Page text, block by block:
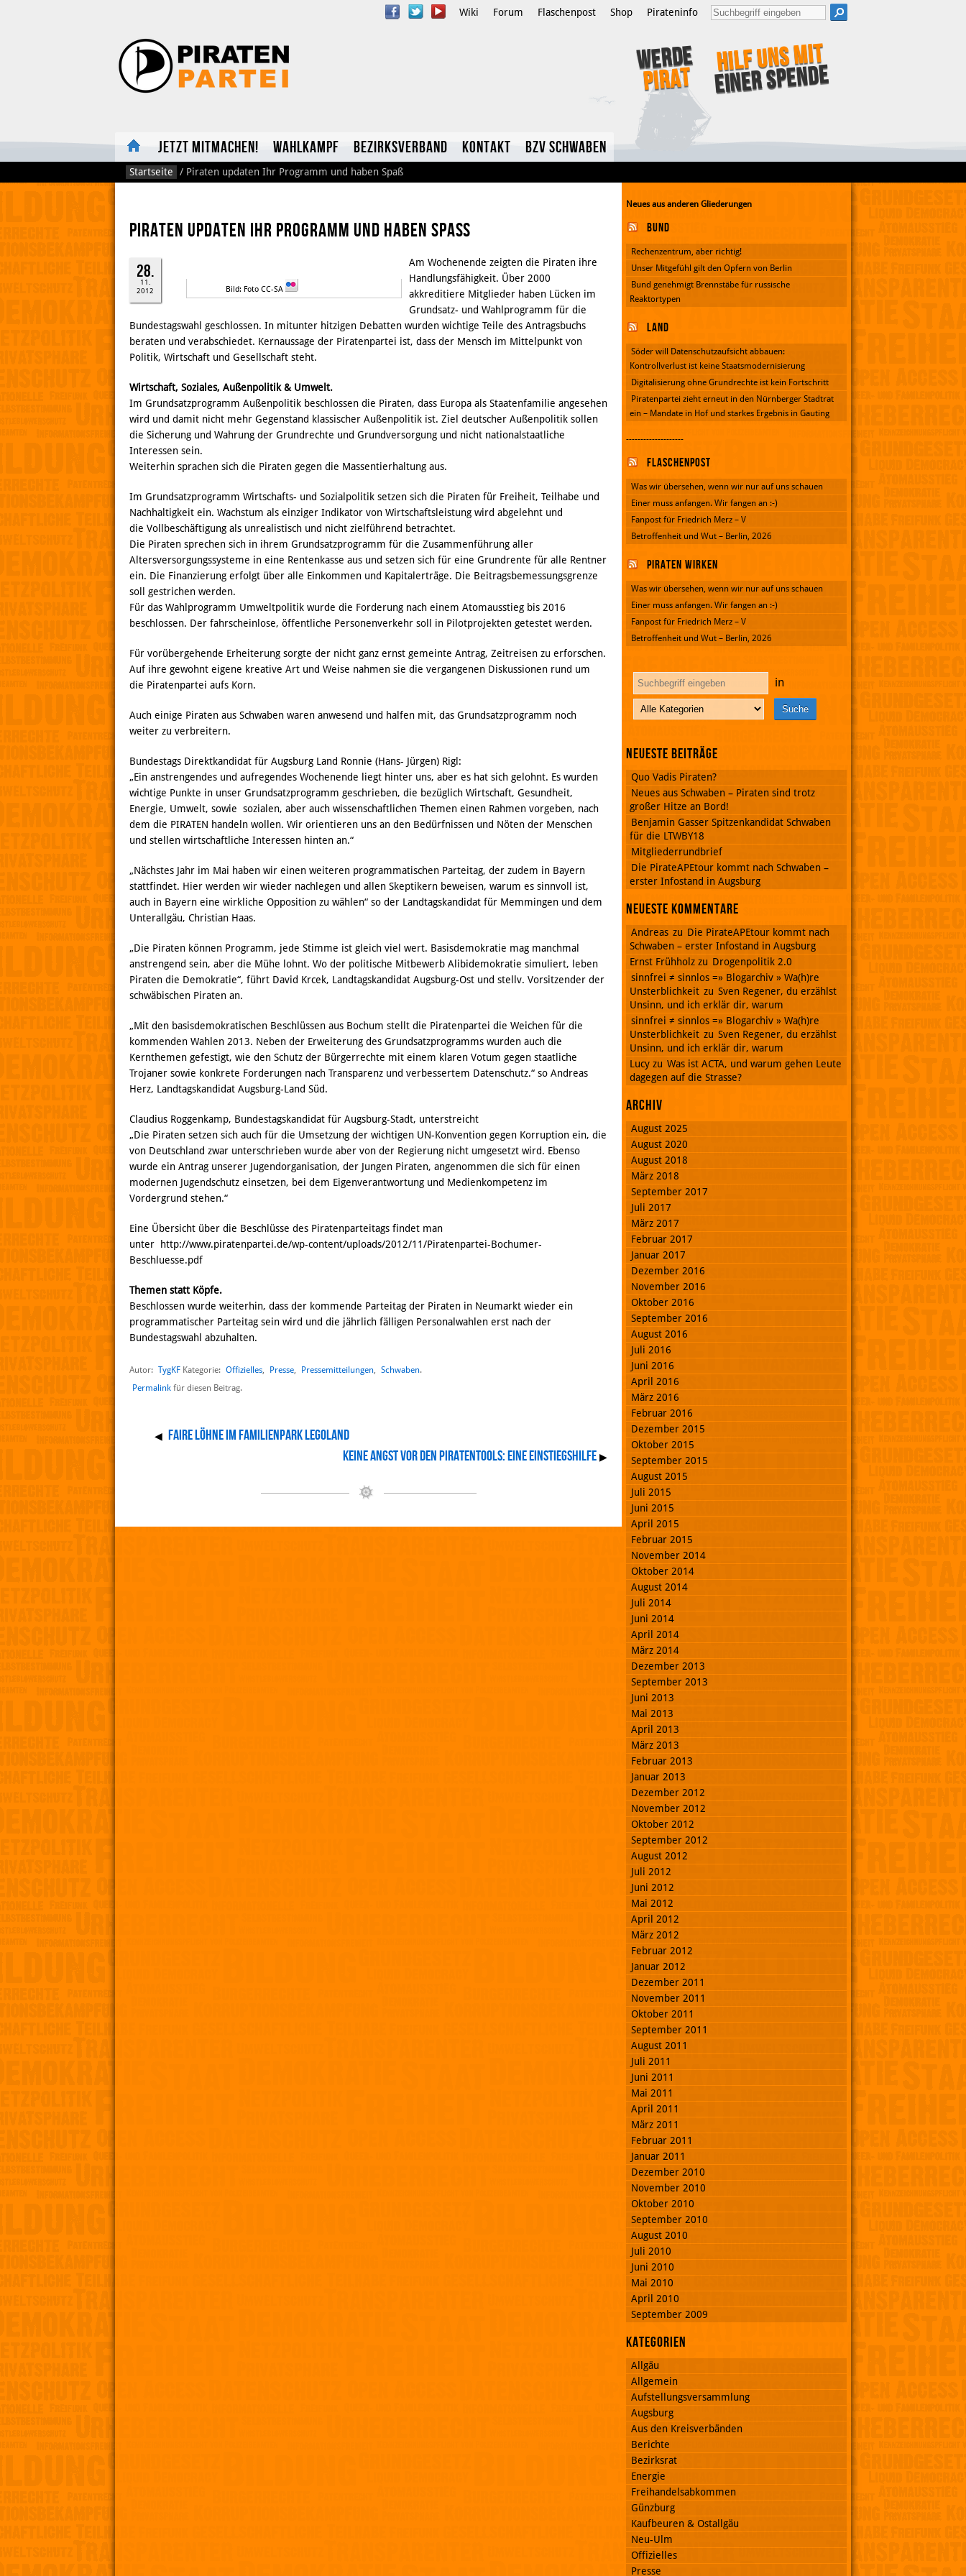
Facebook
YouTube
Wiki Forum Flaschenpost Shop Pirateninfo
Werde
Pirat
Hilf uns mit
einer Spende
Jetzt mitmachen! Wahlkampf Bezirksverband Kontakt BzV Schwaben
Startseite / Piraten updaten Ihr Programm und haben Spaß
Piraten updaten Ihr Programm und haben Spaß
28.
11.
2012
Bild: Foto CC-SA
Am Wochenende zeigten die Piraten ihre
Handlungsfähigkeit. Über 2000
akkreditiere Mitglieder haben Lücken im
Grundsatz- und Wahlprogramm für die
Bundestagswahl geschlossen. In mitunter hitzigen Debatten wurden wichtige Teile des Antragsbuchs
beraten und verabschiedet. Kernaussage der Piratenpartei ist, dass der Mensch im Mittelpunkt von
Politik, Wirtschaft und Gesellschaft steht.
Wirtschaft, Soziales, Außenpolitik & Umwelt.
Im Grundsatzprogramm Außenpolitik beschlossen die Piraten, dass Europa als Staatenfamilie angesehen
wird und damit nicht mehr Gegenstand klassischer Außenpolitik ist. Ziel deutscher Außenpolitik sollen
die Sicherung und Wahrung der Grundrechte und Grundversorgung und nicht nationalstaatliche
Interessen sein.
Weiterhin sprachen sich die Piraten gegen die Massentierhaltung aus.
Im Grundsatzprogramm Wirtschafts- und Sozialpolitik setzen sich die Piraten für Freiheit, Teilhabe und
Nachhaltigkeit ein. Wachstum als einziger Indikator von Wirtschaftsleistung wird abgelehnt und
die Vollbeschäftigung als unrealistisch und nicht zielführend betrachtet.
Die Piraten sprechen sich in ihrem Grundsatzprogramm für die Zusammenführung aller
Altersversorgungssysteme in eine Rentenkasse aus und setzen sich für eine Grundrente für alle Rentner
ein. Die Finanzierung erfolgt über alle Einkommen und Kapitalerträge. Die Beitragsbemessungsgrenze
soll gestrichen werden.
Für das Wahlprogramm Umweltpolitik wurde die Forderung nach einem Atomausstieg bis 2016
beschlossen. Der fahrscheinlose, öffentliche Personenverkehr soll in Pilotprojekten getestet werden.
Für vorübergehende Erheiterung sorgte der nicht ganz ernst gemeinte Antrag, Zeitreisen zu erforschen.
Auf ihre gewohnt eigene kreative Art und Weise nahmen sie die vergangenen Diskussionen rund um
die Piratenpartei aufs Korn.
Auch einige Piraten aus Schwaben waren anwesend und halfen mit, das Grundsatzprogramm noch
weiter zu verbreitern.
Bundestags Direktkandidat für Augsburg Land Ronnie (Hans- Jürgen) Rigl:
„Ein anstrengendes und aufregendes Wochenende liegt hinter uns, aber es hat sich gelohnt. Es wurden
wichtige Punkte in unser Grundsatzprogramm geschrieben, die bezüglich Wirtschaft, Gesundheit,
Energie, Umwelt, sowie sozialen, aber auch wissenschaftlichen Themen einen Rahmen vorgeben, nach
dem die PIRATEN handeln wollen. Wir orientieren uns an den Bedürfnissen und Nöten der Menschen
und stellen wirtschaftliche Interessen hinten an.“
„Nächstes Jahr im Mai haben wir einen weiteren programmatischen Parteitag, der zudem in Bayern
stattfindet. Hier werden wir wieder nachlegen und allen Skeptikern beweisen, warum es sinnvoll ist,
auch in Bayern eine wirkliche Opposition zu wählen“ so der Landtagskandidat für Memmingen und dem
Unterallgäu, Christian Haas.
„Die Piraten können Programm, jede Stimme ist gleich viel wert. Basisdemokratie mag manchmal
anstrengend sein, aber die Mühe lohnt. Wo der politische Mitbewerb Alibidemokratie simuliert, leben
Piraten die Demokratie“, führt David Krcek, Landtagskandidat Augsburg-Ost und stellv. Vorsitzender der
schwäbischen Piraten an.
„Mit den basisdemokratischen Beschlüssen aus Bochum stellt die Piratenpartei die Weichen für die
kommenden Wahlen 2013. Neben der Erweiterung des Grundsatzprogramms wurden auch die
Kernthemen gefestigt, wie den Schutz der Bürgerrechte mit einem klaren Votum gegen staatliche
Trojaner sowie konkrete Forderungen nach Transparenz und verbessertem Datenschutz.“ so Andreas
Herz, Landtagskandidat Augsburg-Land Süd.
Claudius Roggenkamp, Bundestagskandidat für Augsburg-Stadt, unterstreicht
„Die Piraten setzen sich auch für die Umsetzung der wichtigen UN-Konvention gegen Korruption ein, die
von Deutschland zwar unterschrieben wurde aber von der Regierung nicht umgesetzt wird. Ebenso
wurde ein Antrag unserer Jugendorganisation, der Jungen Piraten, angenommen die sich für einen
modernen Jugendschutz einsetzen, bei dem Eigenverantwortung und Medienkompetenz im
Vordergrund stehen.“
Eine Übersicht über die Beschlüsse des Piratenparteitags findet man
unter http://www.piratenpartei.de/wp-content/uploads/2012/11/Piratenpartei-Bochumer-
Beschluesse.pdf
Themen statt Köpfe.
Beschlossen wurde weiterhin, dass der kommende Parteitag der Piraten in Neumarkt wieder ein
programmatischer Parteitag sein wird und die jährlich fälligen Personalwahlen erst nach der
Bundestagswahl abzuhalten.
Autor: TygKF Kategorie: Offizielles, Presse, Pressemitteilungen, Schwaben.
Permalink für diesen Beitrag.
◀ Faire Löhne im Familienpark LEGOLAND
Keine Angst vor den Piratentools: Eine Einstiegshilfe ▶
Neues aus anderen Gliederungen
Bund
Rechenzentrum, aber richtig!
Unser Mitgefühl gilt den Opfern von Berlin
Bund genehmigt Brennstäbe für russische
Reaktortypen
Land
Söder will Datenschutzaufsicht abbauen:
Kontrollverlust ist keine Staatsmodernisierung
Digitalisierung ohne Grundrechte ist kein Fortschritt
Piratenpartei zieht erneut in den Nürnberger Stadtrat
ein – Mandate in Hof und starkes Ergebnis in Gauting
--------------------
Flaschenpost
Was wir übersehen, wenn wir nur auf uns schauen
Einer muss anfangen. Wir fangen an :-)
Fanpost für Friedrich Merz – V
Betroffenheit und Wut – Berlin, 2026
Piraten wirken
Was wir übersehen, wenn wir nur auf uns schauen
Einer muss anfangen. Wir fangen an :-)
Fanpost für Friedrich Merz – V
Betroffenheit und Wut – Berlin, 2026
in
Neueste Beiträge
Quo Vadis Piraten?
Neues aus Schwaben – Piraten sind trotz
großer Hitze an Bord!
Benjamin Gasser Spitzenkandidat Schwaben
für die LTWBY18
Mitgliederrundbrief
Die PirateAPEtour kommt nach Schwaben –
erster Infostand in Augsburg
Neueste Kommentare
Andreas zu Die PirateAPEtour kommt nach
Schwaben – erster Infostand in Augsburg
Ernst Frühholz zu Drogenpolitik 2.0
sinnfrei ≠ sinnlos =» Blogarchiv » Wa(h)re
Unsterblichkeit zu Sven Regener, du erzählst
Unsinn, und ich erklär dir, warum
sinnfrei ≠ sinnlos =» Blogarchiv » Wa(h)re
Unsterblichkeit zu Sven Regener, du erzählst
Unsinn, und ich erklär dir, warum
Lucy zu Was ist ACTA, und warum gehen Leute
dagegen auf die Strasse?
Archiv
August 2025
August 2020
August 2018
März 2018
September 2017
Juli 2017
März 2017
Februar 2017
Januar 2017
Dezember 2016
November 2016
Oktober 2016
September 2016
August 2016
Juli 2016
Juni 2016
April 2016
März 2016
Februar 2016
Dezember 2015
Oktober 2015
September 2015
August 2015
Juli 2015
Juni 2015
April 2015
Februar 2015
November 2014
Oktober 2014
August 2014
Juli 2014
Juni 2014
April 2014
März 2014
Dezember 2013
September 2013
Juni 2013
Mai 2013
April 2013
März 2013
Februar 2013
Januar 2013
Dezember 2012
November 2012
Oktober 2012
September 2012
August 2012
Juli 2012
Juni 2012
Mai 2012
April 2012
März 2012
Februar 2012
Januar 2012
Dezember 2011
November 2011
Oktober 2011
September 2011
August 2011
Juli 2011
Juni 2011
Mai 2011
April 2011
März 2011
Februar 2011
Januar 2011
Dezember 2010
November 2010
Oktober 2010
September 2010
August 2010
Juli 2010
Juni 2010
Mai 2010
April 2010
September 2009
Kategorien
Allgäu
Allgemein
Aufstellungsversammlung
Augsburg
Aus den Kreisverbänden
Berichte
Bezirksrat
Energie
Freihandelsabkommen
Günzburg
Kaufbeuren & Ostallgäu
Neu-Ulm
Offizielles
Presse